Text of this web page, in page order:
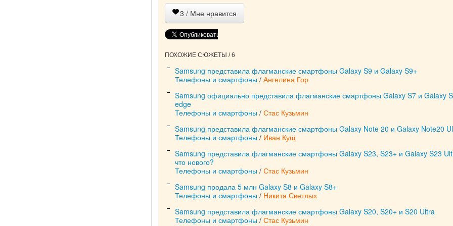
3 / Мне нравится
ПОХОЖИЕ СЮЖЕТЫ / 6
Samsung представила флагманские смартфоны Galaxy S9 и Galaxy S9+
Телефоны и смартфоны / Ангелина Гор
Samsung официально представила флагманские смартфоны Galaxy S7 и Galaxy
edge
Телефоны и смартфоны / Стас Кузьмин
Samsung представила флагманские смартфоны Galaxy Note 20 и Galaxy Note20
Телефоны и смартфоны / Иван Кущ
Samsung представила флагманские смартфоны Galaxy S23, S23+ и Galaxy S23
что нового?
Телефоны и смартфоны / Стас Кузьмин
Samsung продала 5 млн Galaxy S8 и Galaxy S8+
Телефоны и смартфоны / Никита Светлых
Samsung представила флагманские смартфоны Galaxy S20, S20+ и S20 Ultra
Телефоны и смартфоны / Стас Кузьмин